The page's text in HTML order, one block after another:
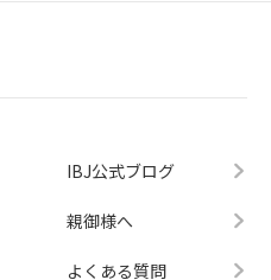
IBJ公式ブログ
親御様へ
よくある質問